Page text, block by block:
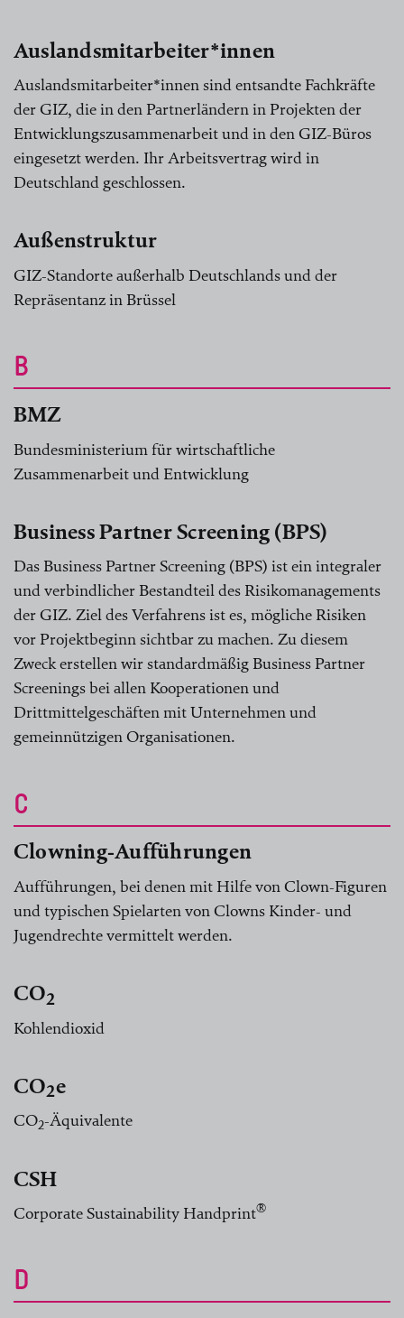
Auslandsmitarbeiter*innen
Auslandsmitarbeiter*innen sind entsandte Fachkräfte
der GIZ, die in den Partnerländern in Projekten der
Entwicklungszusammenarbeit und in den GIZ-Büros
eingesetzt werden. Ihr Arbeitsvertrag wird in
Deutschland geschlossen.
Außenstruktur
GIZ-Standorte außerhalb Deutschlands und der
Repräsentanz in Brüssel
B
BMZ
Bundesministerium für wirtschaftliche
Zusammenarbeit und Entwicklung
Business Partner Screening (BPS)
Das Business Partner Screening (BPS) ist ein integraler
und verbindlicher Bestandteil des Risikomanagements
der GIZ. Ziel des Verfahrens ist es, mögliche Risiken
vor Projektbeginn sichtbar zu machen. Zu diesem
Zweck erstellen wir standardmäßig Business Partner
Screenings bei allen Kooperationen und
Drittmittelgeschäften mit Unternehmen und
gemeinnützigen Organisationen.
C
Clowning-Aufführungen
Aufführungen, bei denen mit Hilfe von Clown-Figuren
und typischen Spielarten von Clowns Kinder- und
Jugendrechte vermittelt werden.
CO2
Kohlendioxid
CO2e
CO2-Äquivalente
CSH
Corporate Sustainability Handprint®
D